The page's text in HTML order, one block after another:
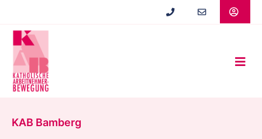
springen
KAB Bamberg